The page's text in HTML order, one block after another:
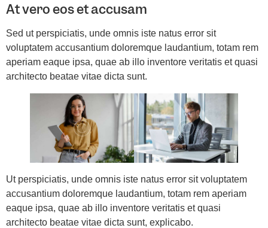
At vero eos et accusam
Sed ut perspiciatis, unde omnis iste natus error sit
voluptatem accusantium doloremque laudantium, totam rem
aperiam eaque ipsa, quae ab illo inventore veritatis et quasi
architecto beatae vitae dicta sunt.
Ut perspiciatis, unde omnis iste natus error sit voluptatem
accusantium doloremque laudantium, totam rem aperiam
eaque ipsa, quae ab illo inventore veritatis et quasi
architecto beatae vitae dicta sunt, explicabo.